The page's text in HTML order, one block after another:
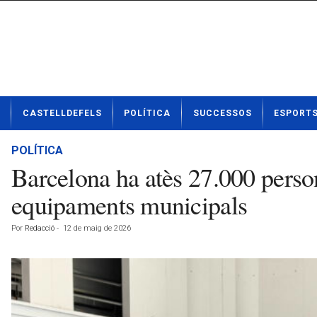
t
CASTELLDEFELS POLÍTICA SUCCESSOS ESPORTS
POLÍTICA
Barcelona ha atès 27.000
equipaments municipals
Por Redacció - 12 de maig de 2026